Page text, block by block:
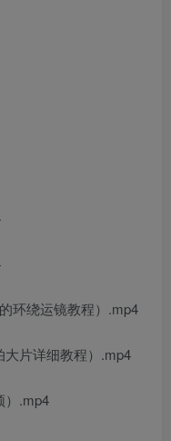
环绕运镜教程）.mp4
片详细教程）.mp4
）.mp4